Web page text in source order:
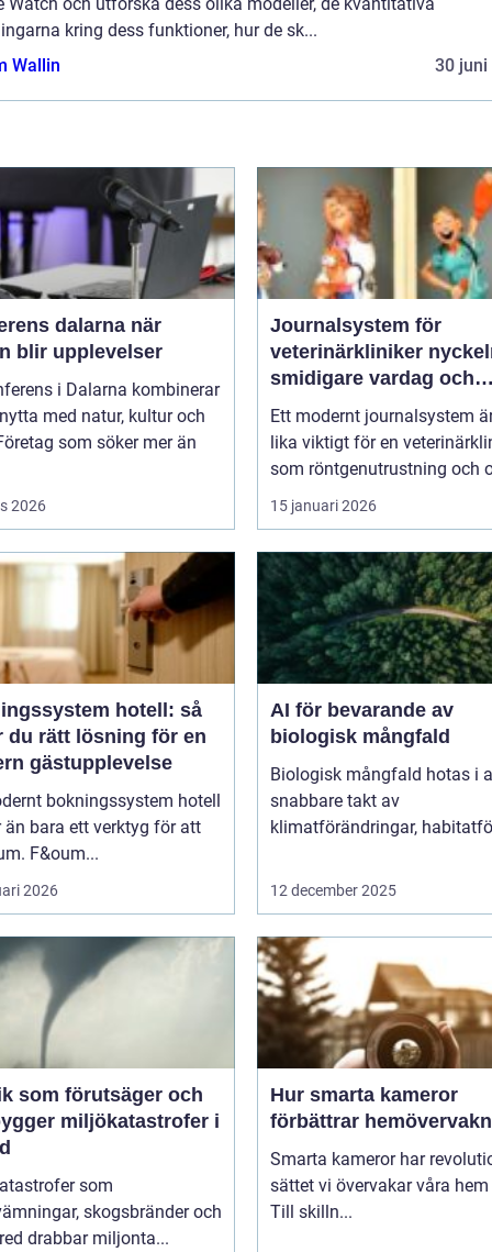
kring dess funktioner, hur de sk...
Wallin
30 juni
dalarna när
blir upplevelser
i Dalarna kombinerar
med natur, kultur och
som söker mer än
2026
Journalsystem för
veterinärkliniker nyckeln till
smidigare vardag och
säkrare vård
Ett modernt journalsystem
lika viktigt för en
som röntgenutrustning och
15 januari 2026
hotell: så
du rätt lösning för en
gästupplevelse
bokningssystem hotell
än bara ett verktyg för att
F&oum...
2026
AI för bevarande av
biologisk mångfald
Biologisk mångfald hotas i
snabbare takt av
klimatförändringar,
12 december 2025
som förutsäger och
miljökatastrofer i
som
skogsbränder och
drabbar miljonta...
Hur smarta kameror
förbättrar
Smarta kameror har
sättet vi övervakar våra
Till skilln...